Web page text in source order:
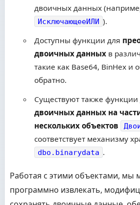
двоичных данных
ИсключающееИЛИ ).
Доступны функции для
двоичных данных в
такие как Base64, BinHex и
обратно.
Существуют также функции
двоичных данных на
нескольких объектов
соответствует механизму
dbo.binarydata .
Работая с этими объектами, мы
программно извлекать,